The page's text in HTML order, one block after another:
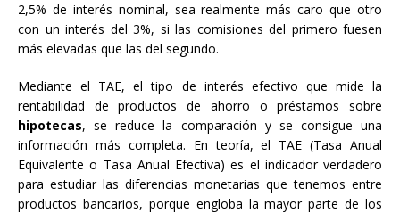
2,5% de interés nominal, sea realmente más caro que otro
con un interés del 3%, si las comisiones del primero fuesen
más elevadas que las del segundo.
Mediante el TAE, el tipo de interés efectivo que mide la
rentabilidad de productos de ahorro o préstamos sobre
hipotecas, se reduce la comparación y se consigue una
información más completa. En teoría, el TAE (Tasa Anual
Equivalente o Tasa Anual Efectiva) es el indicador verdadero
para estudiar las diferencias monetarias que tenemos entre
productos bancarios, porque engloba la mayor parte de los